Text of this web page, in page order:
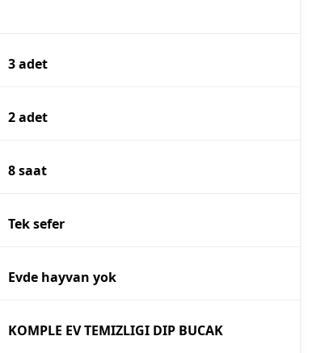
3 adet
2 adet
8 saat
Tek sefer
Evde hayvan yok
KOMPLE EV TEMIZLIGI DIP BUCAK